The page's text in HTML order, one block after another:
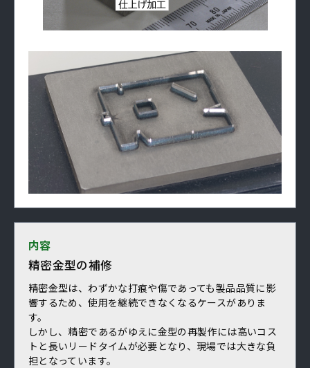
内容
精密金型の補修
精密金型は、わずかな打痕や傷であっても製品品質に影
響するため、使用を継続できなくなるケースがありま
す。
しかし、精密であるがゆえに金型の再製作には高いコス
トと長いリードタイムが必要となり、現場では大きな負
担となっています。